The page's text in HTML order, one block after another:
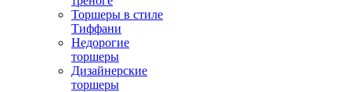
Торшеры в стиле
Тиффани
Недорогие
торшеры
Дизайнерские
торшеры